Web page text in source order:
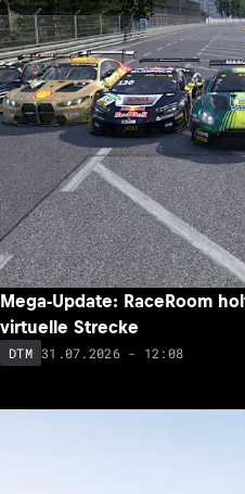
Mega-Update: RaceRoom
virtuelle Strecke
DTM 31.07.2026 - 12:08